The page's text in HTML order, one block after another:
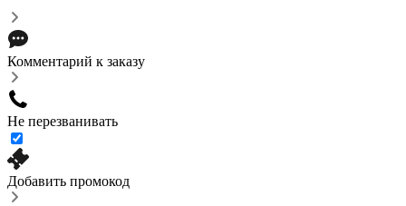
Комментарий к заказу
Не перезванивать
Добавить промокод